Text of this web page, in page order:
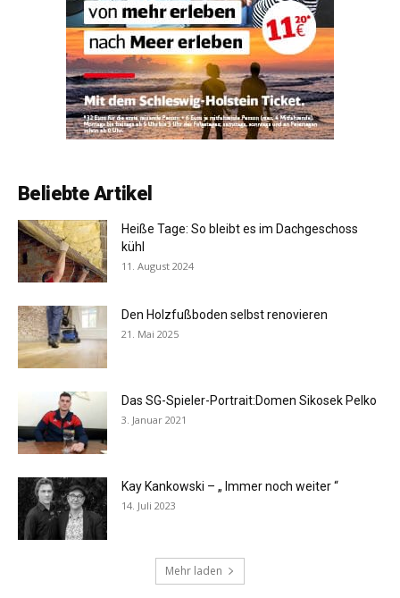
Beliebte Artikel
Heiße Tage: So bleibt es im Dachgeschoss
kühl
11. August 2024
Den Holzfußboden selbst renovieren
21. Mai 2025
Das SG-Spieler-Portrait:Domen Sikosek Pelko
3. Januar 2021
Kay Kankowski – „ Immer noch weiter “
14. Juli 2023
Mehr laden